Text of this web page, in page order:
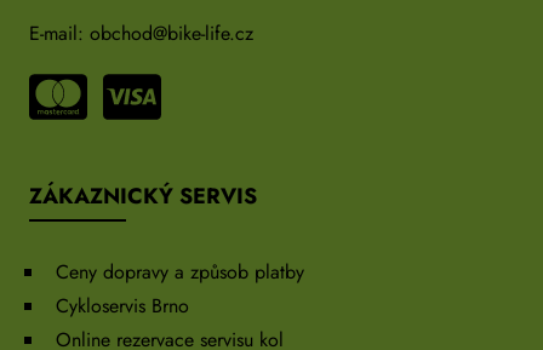
E-mail: obchod@bike-life.cz
ZÁKAZNICKÝ SERVIS
Ceny dopravy a způsob platby
Cykloservis Brno
Online rezervace servisu kol